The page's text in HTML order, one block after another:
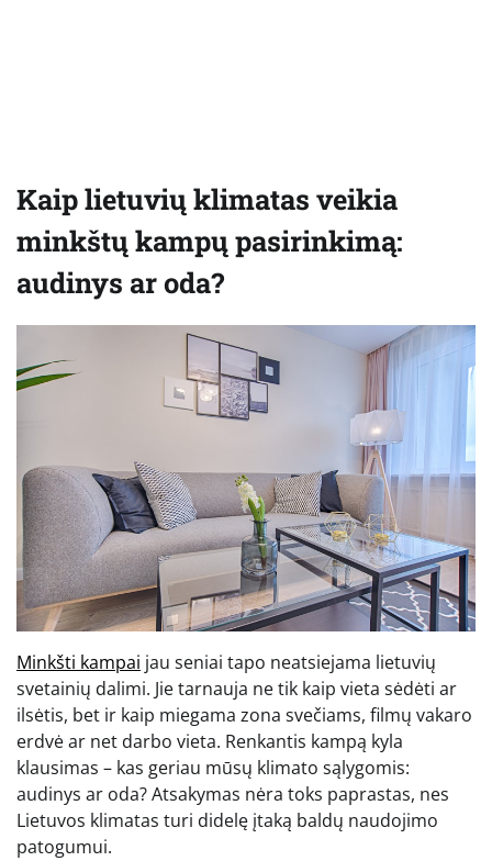
Kaip lietuvių klimatas veikia
minkštų kampų pasirinkimą:
audinys ar oda?
Minkšti kampai jau seniai tapo neatsiejama lietuvių
svetainių dalimi. Jie tarnauja ne tik kaip vieta sėdėti ar
ilsėtis, bet ir kaip miegama zona svečiams, filmų vakaro
erdvė ar net darbo vieta. Renkantis kampą kyla
klausimas – kas geriau mūsų klimato sąlygomis:
audinys ar oda? Atsakymas nėra toks paprastas, nes
Lietuvos klimatas turi didelę įtaką baldų naudojimo
patogumui.